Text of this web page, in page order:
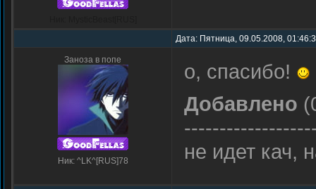
Дата: Пятница, 09.05.2008,
Заноза в попе
Ник: ^LK^[RUS]78
о, спасибо!
Добавлено
не идет кач,